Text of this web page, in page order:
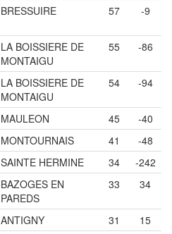
BRESSUIRE 57 -9
LA BOISSIERE DE
MONTAIGU
55 -86
LA BOISSIERE DE
MONTAIGU
54 -94
MAULEON 45
-40
MONTOURNAIS 41
-48
SAINTE HERMINE 34
-242
BAZOGES EN
PAREDS
33 34
ANTIGNY 31
15